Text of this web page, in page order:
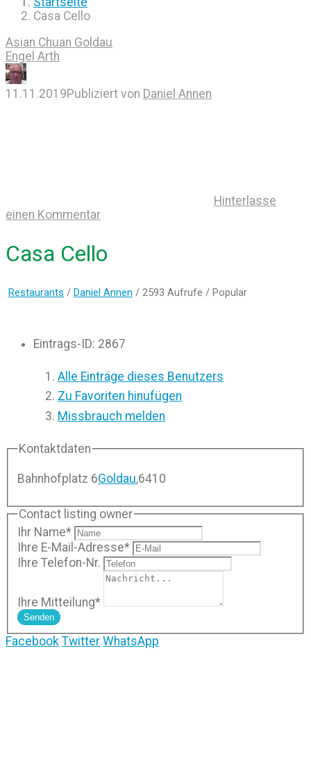
Casa Cello
Asian Chuan Goldau
Engel Arth
11.11.2019Publiziert von Daniel Annen
Hinterlasse
einen Kommentar
Casa Cello
Restaurants / Daniel Annen / 2593 Aufrufe / Popular
Eintrags-ID: 2867
Alle Einträge dieses Benutzers
Zu Favoriten hinufügen
Missbrauch melden
Kontaktdaten
Bahnhofplatz 6Goldau,6410
Contact listing owner
Ihr Name*
Ihre E-Mail-Adresse*
Ihre Telefon-Nr.
Ihre Mitteilung*
Senden
Facebook Twitter WhatsApp